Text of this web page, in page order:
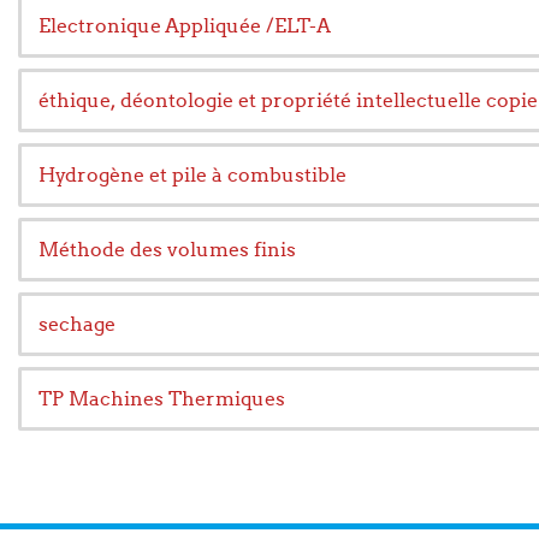
Electronique Appliquée /ELT-A
éthique, déontologie et propriété intellectuelle
Hydrogène et pile à combustible
Méthode des volumes finis
sechage
TP Machines Thermiques